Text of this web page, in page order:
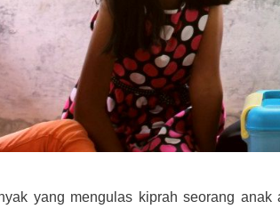
yang mengulas kiprah seorang